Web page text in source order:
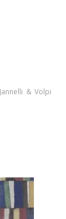
& Volpi